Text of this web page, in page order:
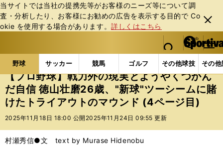
当サイトでは当社の提携先等がお客様のニーズ等について調
査・分析したり、お客様にお勧めの広告を表⽰する⽬的で Co
okie を使⽤する場合があります。詳しくはこちら
閉じ
る
web Sportiva (webスポルティーバ)
検索
マイペ
ー
ジ
メニュ
野球 サッカー 競馬 ゴルフ その他球技 その
b
ス
ポ
ル
テ
ー
バ
野球の記事一覧 プロ野球 【プロ野球】戦力外の現
【プロ野球】戦力外の現実とようやくつかん
だ自信 徳山壮磨26歳、"新球"ツーシームに賭
けたトライアウトのマウンド (4ページ目)
2025年11月18日 18:00 公開 2025年11月24日 09:55 更新
村瀬秀信●文 text by Murase Hidenobu